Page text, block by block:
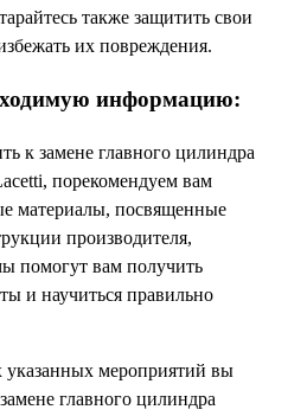
также защитить свои
их повреждения.
информацию:
к замене главного цилиндра
порекомендуем вам
материалы, посвященные
производителя,
помогут вам получить
и научиться правильно
мероприятий вы
главного цилиндра